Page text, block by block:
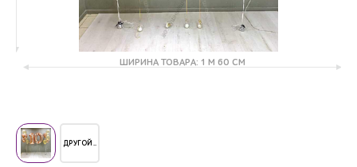
ШИРИНА ТОВАРА: 1 М 60 СМ
ДРУГОЙ..